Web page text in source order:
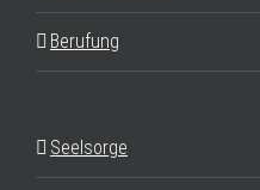
Berufung
Seelsorge